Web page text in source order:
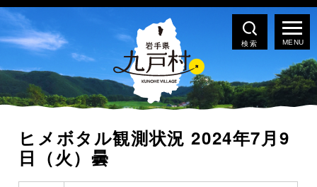
検索
ヒメボタル観測状況 2024年7月9
日（火）曇